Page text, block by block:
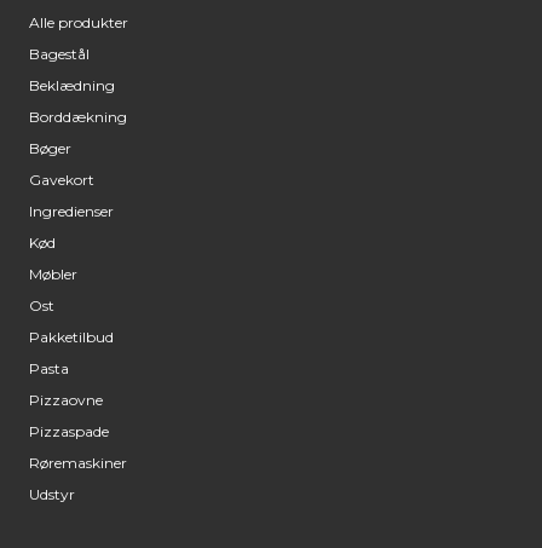
Alle produkter
Bagestål
Beklædning
Borddækning
Bøger
Gavekort
Ingredienser
Kød
Møbler
Ost
Pakketilbud
Pasta
Pizzaovne
Pizzaspade
Røremaskiner
Udstyr